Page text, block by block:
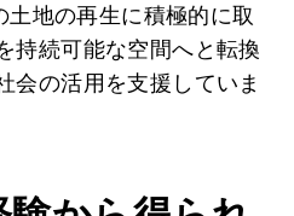
地の再生に積極的に取
持続可能な空間へと転換
会の活用を支援していま